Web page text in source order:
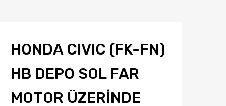
HONDA CIVIC (FK-FN)
HB DEPO SOL FAR
MOTOR ÜZERİNDE